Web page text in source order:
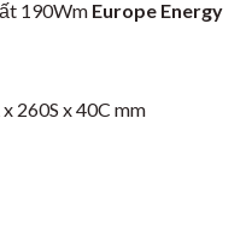
190Wm Europe Energy
260S x 40C mm